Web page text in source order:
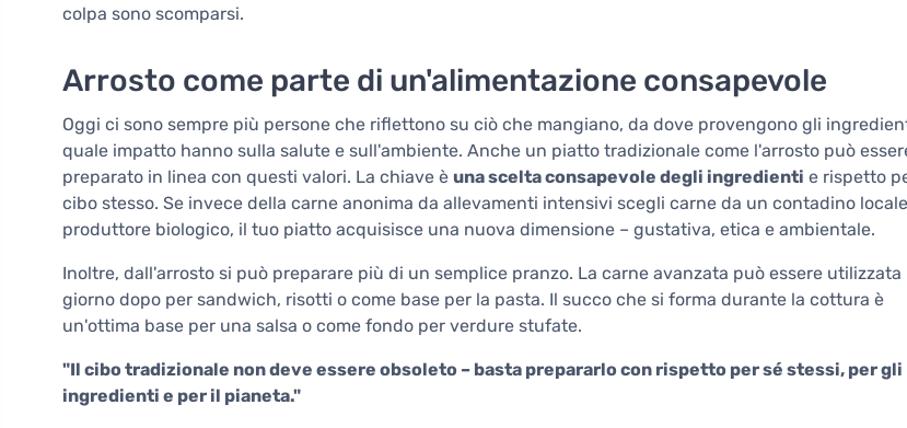
colpa sono scomparsi.
Arrosto come parte di un'alimentazione consapevole
Oggi ci sono sempre più persone che riflettono su ciò che mangiano, da dove provengono gli
quale impatto hanno sulla salute e sull'ambiente. Anche un piatto tradizionale come l'arrosto può
preparato in linea con questi valori. La chiave è una scelta consapevole degli ingredienti e rispetto
cibo stesso. Se invece della carne anonima da allevamenti intensivi scegli carne da un contadino
produttore biologico, il tuo piatto acquisisce una nuova dimensione – gustativa, etica e ambientale.
Inoltre, dall'arrosto si può preparare più di un semplice pranzo. La carne avanzata può essere utilizzata
giorno dopo per sandwich, risotti o come base per la pasta. Il succo che si forma durante la cottura è
un'ottima base per una salsa o come fondo per verdure stufate.
"Il cibo tradizionale non deve essere obsoleto – basta prepararlo con rispetto per sé stessi, per gli
ingredienti e per il pianeta."